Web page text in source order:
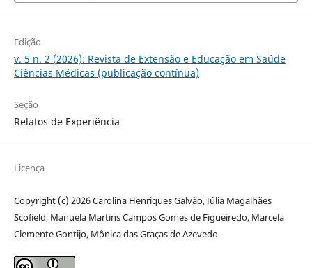
Edição
v. 5 n. 2 (2026): Revista de Extensão e Educação em Saúde
Ciências Médicas (publicação contínua)
Seção
Relatos de Experiência
Licença
Copyright (c) 2026 Carolina Henriques Galvão, Júlia Magalhães
Scofield, Manuela Martins Campos Gomes de Figueiredo, Marcela
Clemente Gontijo, Mônica das Graças de Azevedo